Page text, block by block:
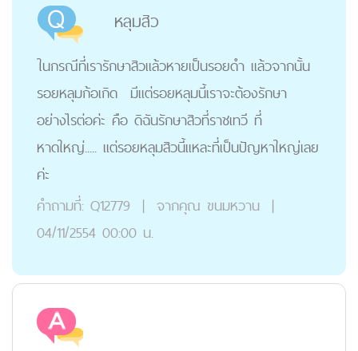
หลุมสิว
ในกรณีที่เรารักษาสิวเเล้วหายเป็นรอยดำ เเล้วจากนั้น
รอยหลุมก้อเกิด มีเเต่รอยหลุมนี้เราจะต้องรักษา
อย่างไรต่อค่ะ คือ ดิฉันรักษาสิวที่ราชเทวี ที่
หาดใหญ่..... เเต่รอยหลุมสิวนี้เเหละที่เป็นปัญหาใหญ่เลย
ค่ะ
คำถามที่: Q12779 | จากคุณ ขนมหวาน |
04/11/2554 00:00 น.